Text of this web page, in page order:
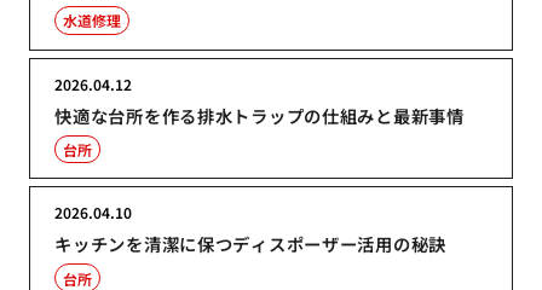
水道修理
快適な台所を作る排水トラップの仕組みと最新事情
2026.04.12
台所
キッチンを清潔に保つディスポーザー活用の秘訣
2026.04.10
台所